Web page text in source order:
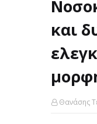
και
Θανάσης